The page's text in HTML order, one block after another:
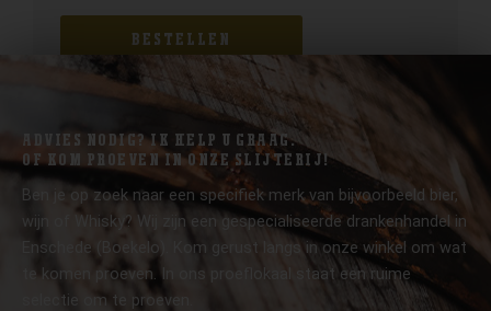
BESTELLEN
ADVIES NODIG? IK HELP U GRAAG.
OF KOM PROEVEN IN ONZE SLIJTERIJ!
Ben je op zoek naar een specifiek merk van bijvoorbeeld bier,
wijn of Whisky? Wij zijn een gespecialiseerde drankenhandel in
Enschede (Boekelo). Kom gerust langs in onze winkel om wat
te komen proeven. In ons proeflokaal staat een ruime
selectie om te proeven.